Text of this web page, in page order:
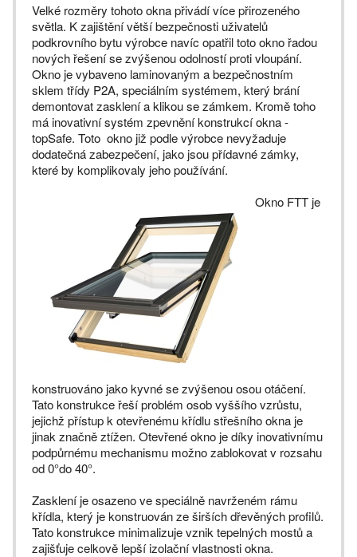
Velké rozměry tohoto okna přivádí více přirozeného
světla. K zajištění větší bezpečnosti uživatelů
podkrovního bytu výrobce navíc opatřil toto okno řadou
nových řešení se zvýšenou odolností proti vloupání.
Okno je vybaveno laminovaným a bezpečnostním
sklem třídy P2A, speciálním systémem, který brání
demontovat zasklení a klikou se zámkem. Kromě toho
má inovativní systém zpevnění konstrukcí okna -
topSafe. Toto okno již podle výrobce nevyžaduje
dodatečná zabezpečení, jako jsou přídavné zámky,
které by komplikovaly jeho používání.
Okno FTT je
konstruováno jako kyvné se zvýšenou osou otáčení.
Tato konstrukce řeší problém osob vyššího vzrůstu,
jejichž přístup k otevřenému křídlu střešního okna je
jinak značně ztížen. Otevřené okno je díky inovativnímu
podpůrnému mechanismu možno zablokovat v rozsahu
od 0°do 40°.
Zasklení je osazeno ve speciálně navrženém rámu
křídla, který je konstruován ze širších dřevěných profilů.
Tato konstrukce minimalizuje vznik tepelných mostů a
zajišťuje celkově lepší izolační vlastnosti okna.